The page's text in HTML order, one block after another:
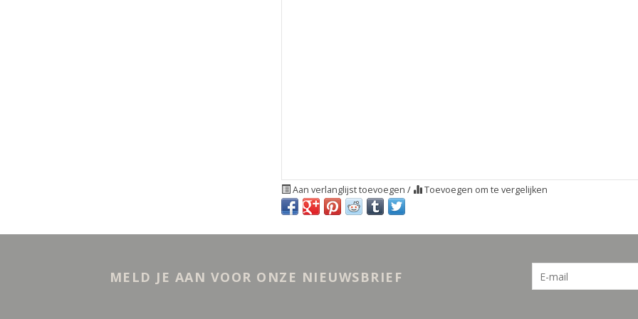
Aan verlanglijst toevoegen / Toevoegen om te vergelijken
MELD JE AAN VOOR ONZE NIEUWSBRIEF